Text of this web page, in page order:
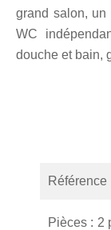
grand salon, un
WC
douche et bain,
Référence
Pièces 2